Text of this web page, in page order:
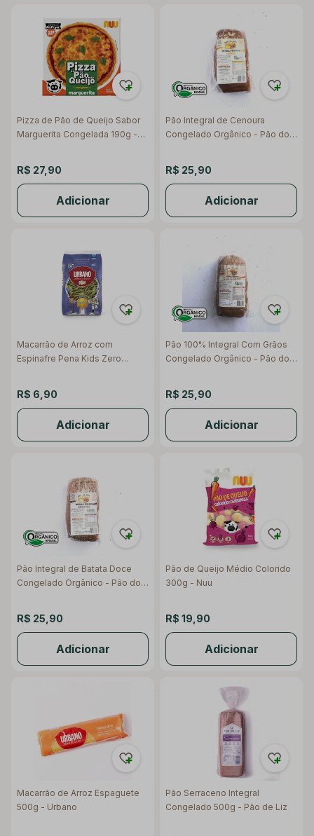
Pizza de Pão de Queijo Sabor
Marguerita Congelada 190g -
R$ 27,90
Adicionar
Pão Integral de Cenoura
Congelado Orgânico - Pão do
R$ 25,90
Adicionar
Macarrão de Arroz com
Espinafre Pena Kids Zero
R$ 6,90
Adicionar
Pão 100% Integral Com Grãos
Congelado Orgânico - Pão do
R$ 25,90
Adicionar
Pão Integral de Batata Doce
Congelado Orgânico - Pão do
R$ 25,90
Adicionar
Pão de Queijo Médio Colorido
300g - Nuu
R$ 19,90
Adicionar
Macarrão de Arroz Espaguete
500g - Urbano
Pão Serraceno Integral
Congelado 500g - Pão de Liz